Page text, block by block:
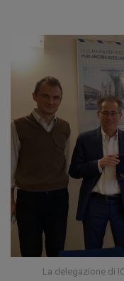
La delegazione di